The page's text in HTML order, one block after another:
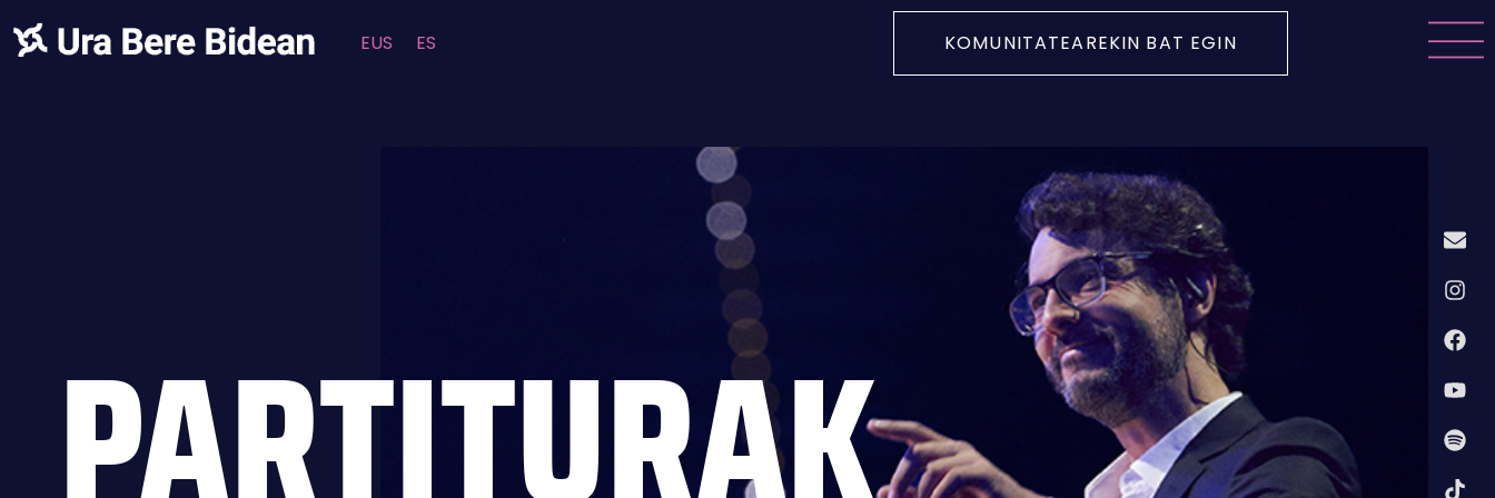
EUS ES KOMUNITATEAREKIN BAT EGIN
PARTITURAK